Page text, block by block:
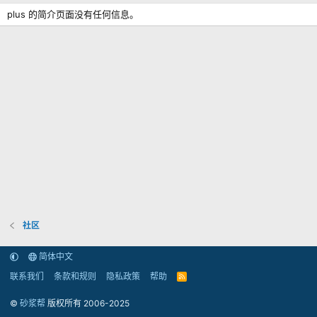
plus 的简介页面没有任何信息。
社区
简体中文
联系我们
条款和规则 隐私政策 帮助
R
© 砂浆帮 版权所有 2006-2025